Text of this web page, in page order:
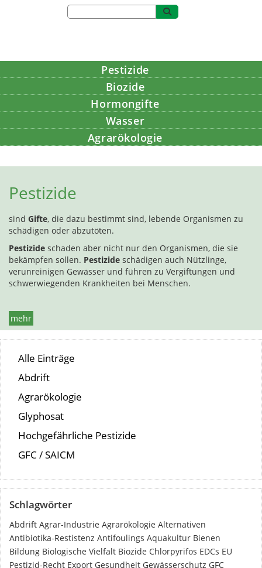
Pestizide
Biozide
Hormongifte
Wasser
Agrarökologie
Pestizide
sind Gifte, die dazu bestimmt sind, lebende Organismen zu
schädigen oder abzutöten.
Pestizide schaden aber nicht nur den Organismen, die sie
bekämpfen sollen. Pestizide schädigen auch Nützlinge,
verunreinigen Gewässer und führen zu Vergiftungen und
schwerwiegenden Krankheiten bei Menschen.
mehr
Alle Einträge
Abdrift
Agrarökologie
Glyphosat
Hochgefährliche Pestizide
GFC / SAICM
Schlagwörter
Abdrift Agrar-Industrie Agrarökologie Alternativen
Antibiotika-Restistenz Antifoulings Aquakultur Bienen
Bildung Biologische Vielfalt Biozide Chlorpyrifos EDCs EU
Pestizid-Recht Export Gesundheit Gewässerschutz GFC